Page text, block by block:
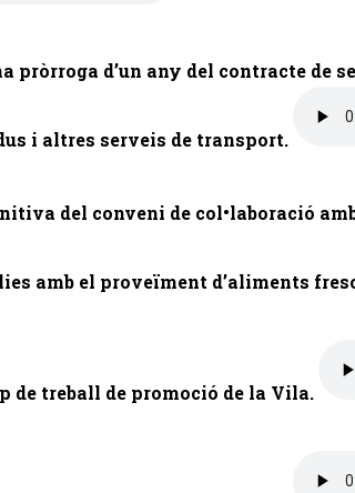
pròrroga d’un any del contracte de
i altres serveis de transport.
del conveni de col•laboració
amb el proveïment d’aliments
de treball de promoció de la Vila.